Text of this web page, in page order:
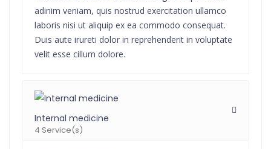
adinim veniam, quis nostrud exercitation ullamco
laboris nisi ut aliquip ex ea commodo consequat.
Duis aute irureti dolor in reprehenderit in voluptate
velit esse cillum dolore.
Internal medicine
4 Service(s)